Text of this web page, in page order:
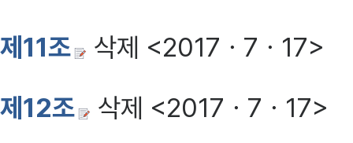
제11조
삭제 <2017ㆍ7ㆍ17>
제12조
삭제 <2017ㆍ7ㆍ17>